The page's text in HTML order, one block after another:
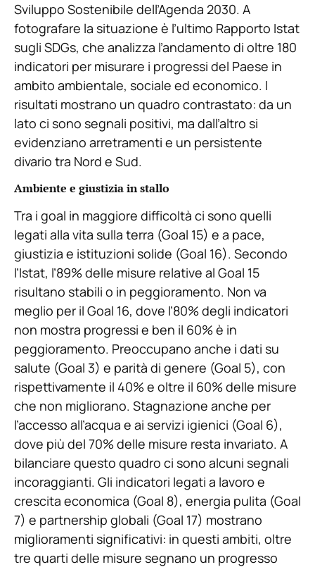
Sviluppo Sostenibile dell’Agenda 2030. A
fotografare la situazione è l’ultimo Rapporto Istat
sugli SDGs, che analizza l’andamento di oltre 180
indicatori per misurare i progressi del Paese in
ambito ambientale, sociale ed economico. I
risultati mostrano un quadro contrastato: da un
lato ci sono segnali positivi, ma dall’altro si
evidenziano arretramenti e un persistente
divario tra Nord e Sud.
Ambiente e giustizia in stallo
Tra i goal in maggiore difficoltà ci sono quelli
legati alla vita sulla terra (Goal 15) e a pace,
giustizia e istituzioni solide (Goal 16). Secondo
l’Istat, l’89% delle misure relative al Goal 15
risultano stabili o in peggioramento. Non va
meglio per il Goal 16, dove l’80% degli indicatori
non mostra progressi e ben il 60% è in
peggioramento. Preoccupano anche i dati su
salute (Goal 3) e parità di genere (Goal 5), con
rispettivamente il 40% e oltre il 60% delle misure
che non migliorano. Stagnazione anche per
l’accesso all’acqua e ai servizi igienici (Goal 6),
dove più del 70% delle misure resta invariato. A
bilanciare questo quadro ci sono alcuni segnali
incoraggianti. Gli indicatori legati a lavoro e
crescita economica (Goal 8), energia pulita (Goal
7) e partnership globali (Goal 17) mostrano
miglioramenti significativi: in questi ambiti, oltre
tre quarti delle misure segnano un progresso